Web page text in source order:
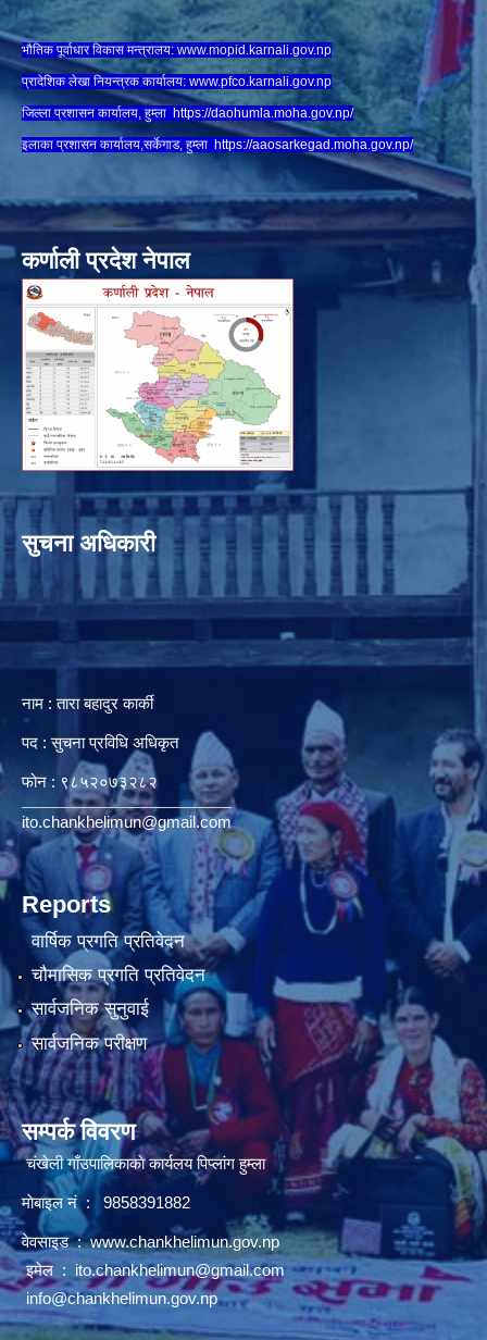
भौतिक पूर्वाधार विकास मन्त्रालय: www.mopid.karnali.gov.np
प्रादेशिक लेखा नियन्त्रक कार्यालय: www.pfco.karnali.gov.np
जिल्ला प्रशासन कार्यालय, हुम्ला https://daohumla.moha.gov.np/
इलाका प्रशासन कार्यालय,सर्केगाड, हुम्ला https://aaosarkegad.moha.gov.np/
कर्णाली प्रदेश नेपाल
सुचना अधिकारी
नाम : तारा बहादुर कार्की
पद : सुचना प्रविधि अधिकृत
फोन : ९८५२०७३२८२
ito.chankhelimun@gmail.com
Reports
वार्षिक प्रगति प्रतिवेदन
चौमासिक प्रगति प्रतिवेदन
सार्वजनिक सुनुवाई
सार्वजनिक परीक्षण
सम्पर्क विवरण
चंखेली गाँउपालिकाकाे कार्यलय पिप्लांग हुम्ला
माेबाइल नं : 9858391882
वेवसाइड :www.chankhelimun.gov.np
इमेल : ito.chankhelimun@gmail.com
info@chankhelimun.gov.np